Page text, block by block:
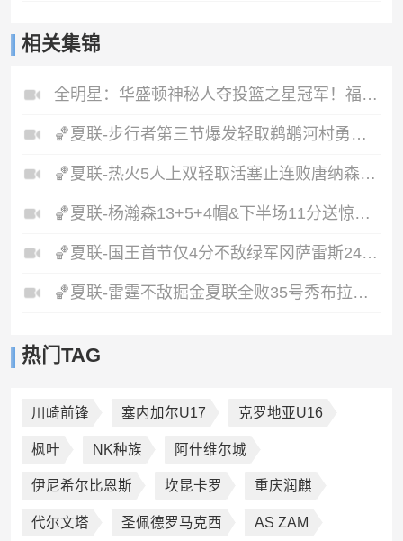
相关集锦
全明星：华盛顿神秘人夺投篮之星冠军！福德夺得三分大赛冠军！
🏀夏联-步行者第三节爆发轻取鹈鹕河村勇辉5+5+12斯劳森22分
🏀夏联-热火5人上双轻取活塞止连败唐纳森20+8+10奥科里27分
🏀夏联-杨瀚森13+5+4帽&下半场11分送惊艳妙传开拓者力克掘金
🏀夏联-国王首节仅4分不敌绿军冈萨雷斯24+10+5塞纳克10+12
🏀夏联-雷霆不敌掘金夏联全败35号秀布拉齐尔32+6马拉14+7+6
热门TAG
川崎前锋 塞内加尔U17 克罗地亚U16
枫叶 NK种族 阿什维尔城
伊尼希尔比恩斯 坎昆卡罗 重庆润麒
代尔文塔 圣佩德罗马克西 AS ZAM